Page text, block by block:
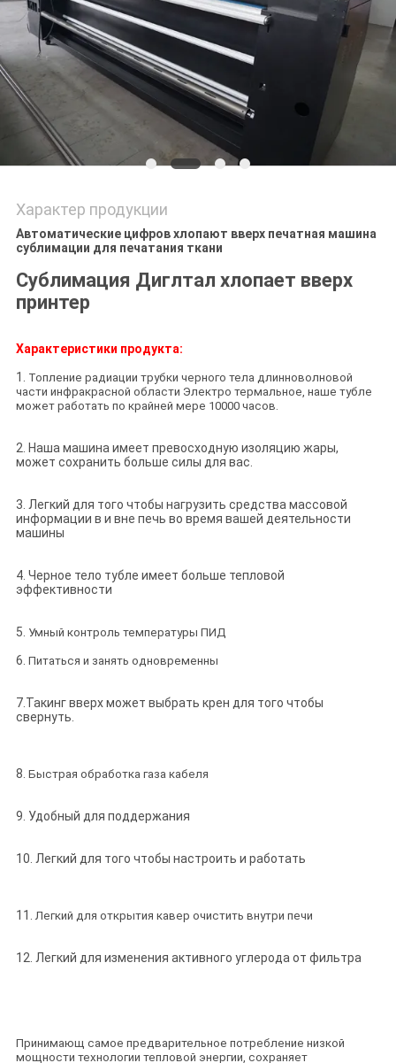
ПОЛИТИКА
КОНФИДЕНЦИАЛЬНОСТИ
Характер продукции
Автоматические цифров хлопают вверх печатная машина
сублимации для печатания ткани
Сублимация Диглтал хлопает вверх
принтер
Характеристики продукта:
1. Топление радиации трубки черного тела длинноволновой
части инфракрасной области Электро термальное, наше тубле
может работать по крайней мере 10000 часов.
2. Наша машина имеет превосходную изоляцию жары,
может сохранить больше силы для вас.
3. Легкий для того чтобы нагрузить средства массовой
информации в и вне печь во время вашей деятельности
машины
4. Черное тело тубле имеет больше тепловой
эффективности
5. Умный контроль температуры ПИД
6. Питаться и занять одновременны
7.Такинг вверх может выбрать крен для того чтобы
свернуть.
8. Быстрая обработка газа кабеля
9. Удобный для поддержания
10. Легкий для того чтобы настроить и работать
11.Легкий для открытия кавер очистить внутри печи
12. Легкий для изменения активного углерода от фильтра
Принимающ самое предварительное потребление низкой
мощности технологии тепловой энергии, сохраняет